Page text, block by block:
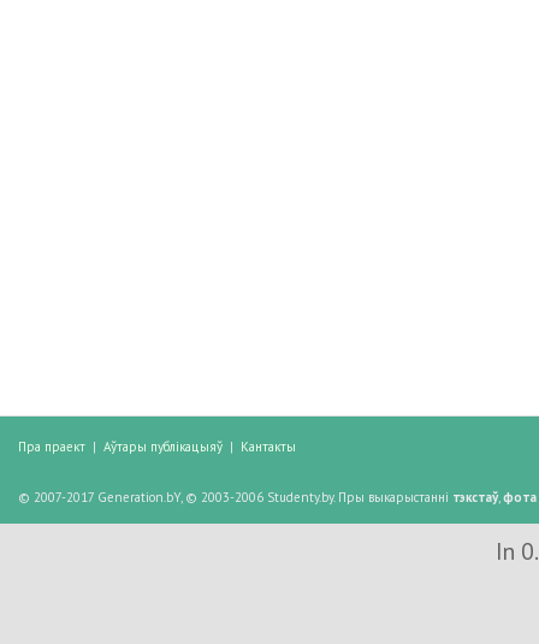
Пра праект | Аўтары публікацыяў | Кантакты
© 2007-2017 Generation.bY, © 2003-2006 Studenty.by. Пры выкарыстанні тэкстаў,фота
In